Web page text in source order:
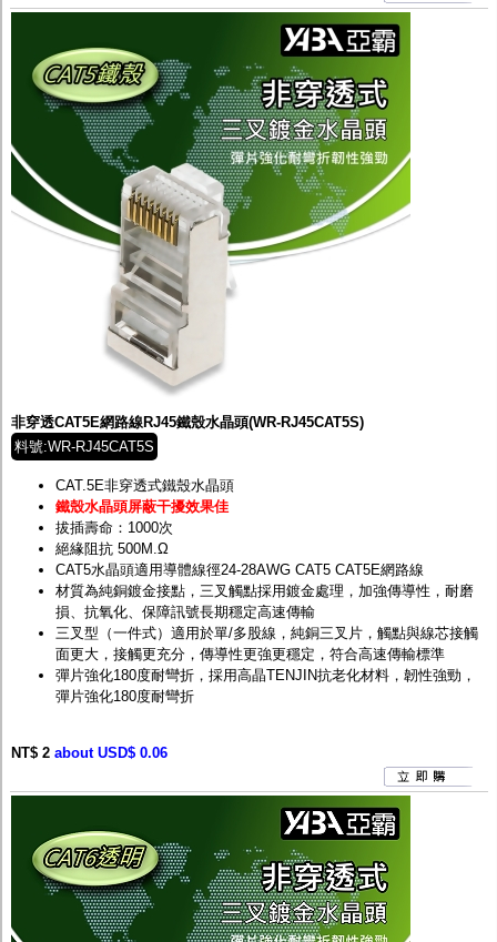
非穿透CAT5E網路線RJ45鐵殼水晶頭(WR-RJ45CAT5S)
料號:WR-RJ45CAT5S
CAT.5E非穿透式鐵殼水晶頭
鐵殼水晶頭屏蔽干擾效果佳
拔插壽命：1000次
絕緣阻抗 500M.Ω
CAT5水晶頭適用導體線徑24-28AWG CAT5 CAT5E網路線
材質為純銅鍍金接點，三叉觸點採用鍍金處理，加強傳導性，耐磨
損、抗氧化、保障訊號長期穩定高速傳輸
三叉型（一件式）適用於單/多股線，純銅三叉片，觸點與線芯接觸
面更大，接觸更充分，傳導性更強更穩定，符合高速傳輸標準
彈片強化180度耐彎折，採用高晶TENJIN抗老化材料，韌性強勁，
彈片強化180度耐彎折
NT$ 2 about USD$ 0.06